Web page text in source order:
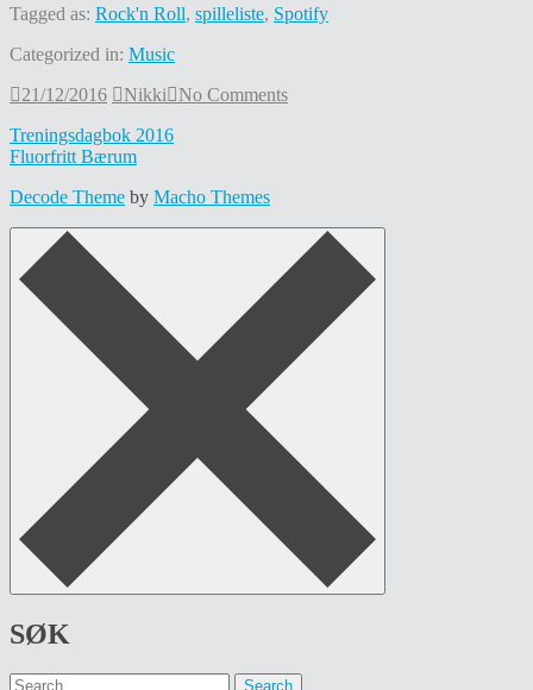
Tagged as: Rock'n Roll, spilleliste, Spotify
Categorized in: Music
21/12/201621/12/2016
Nikki No Comments
Post
navigation
Treningsdagbok 2016
Fluorfritt Bærum
Decode Theme by Macho Themes
SØK
Search